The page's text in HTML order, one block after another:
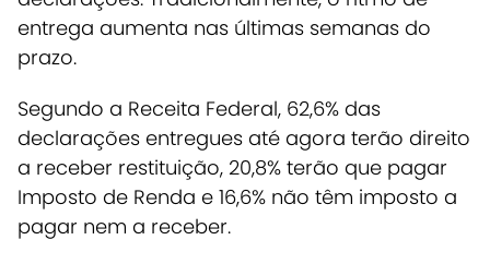
entrega aumenta nas últimas semanas do
prazo.
Segundo a Receita Federal, 62,6% das
declarações entregues até agora terão direito
a receber restituição, 20,8% terão que pagar
Imposto de Renda e 16,6% não têm imposto a
pagar nem a receber.